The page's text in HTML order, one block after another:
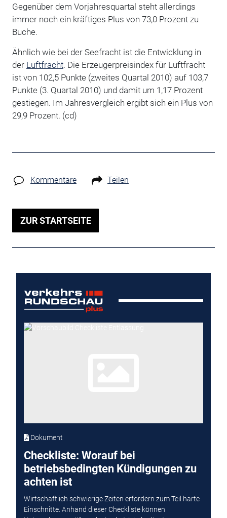
Gegenüber dem Vorjahresquartal steht allerdings
immer noch ein kräftiges Plus von 73,0 Prozent zu
Buche.
Ähnlich wie bei der Seefracht ist die Entwicklung in
der Luftfracht. Die Erzeugerpreisindex für Luftfracht
ist von 102,5 Punkte (zweites Quartal 2010) auf 103,7
Punkte (3. Quartal 2010) und damit um 1,17 Prozent
gestiegen. Im Jahresvergleich ergibt sich ein Plus von
29,9 Prozent. (cd)
Kommentare Teilen
ZUR STARTSEITE
Dokument
Checkliste: Worauf bei
betriebsbedingten Kündigungen zu
achten ist
Wirtschaftlich schwierige Zeiten erfordern zum Teil harte
Einschnitte. Anhand dieser Checkliste können